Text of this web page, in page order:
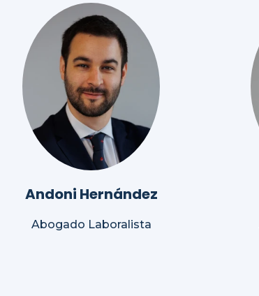
Andoni Hernández
Abogado Laboralista